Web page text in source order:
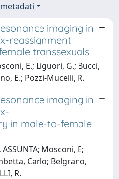
imaging in
reassignment
transsexuals
E.; Liguori, G.; Bucci,
E.; Pozzi-Mucelli, R.
imaging in
in male-to-female
Mosconi, E;
Carlo; Belgrano,
R.